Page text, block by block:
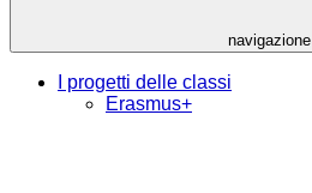
navigazione
I progetti delle classi
Erasmus+